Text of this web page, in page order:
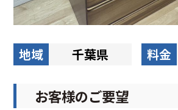
地域 千葉県 料金
お客様のご要望